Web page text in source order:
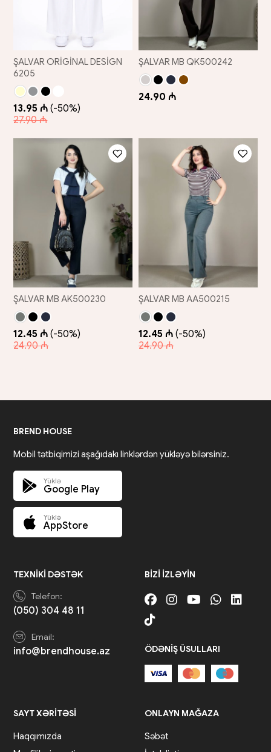
ŞALVAR ORİGİNAL DESİGN
6205
13.95 ₼ (-50%)
27.90 ₼
ŞALVAR MB QK500242
24.90 ₼
ŞALVAR MB AK500230
12.45 ₼ (-50%)
24.90 ₼
ŞALVAR MB AA500215
12.45 ₼ (-50%)
24.90 ₼
BREND HOUSE
Mobil tətbiqimizi aşağıdakı linklərdən yükləyə bilərsiniz.
Yüklə
Google Play
Yüklə
AppStore
TEXNIKI DƏSTƏK
Telefon:
(050) 304 48 11
Email:
info@brendhouse.az
SAYT XƏRITƏSI
Haqqımızda
ONLAYN MAĞAZA
Səbət
BIZI IZLƏYIN
ÖDƏNIŞ ÜSULLARI